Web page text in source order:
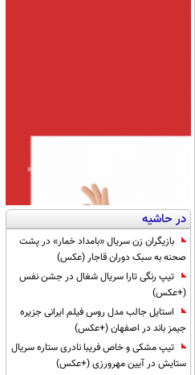
در حاشیه
بازیگران زن سریال «بامداد خمار» در پشت
صحنه به سبک دوران قاجار (عکس)
تیپ رنگی تارا سریال شغال در جشن نفس
(+عکس)
استایل جالب مدل روس فیلم ایرانی جزیره
جیمز باند در اصفهان (+عکس)
تیپ مشکی و خاص فریبا نادری ستاره سریال
ستایش در آیین مهرورزی (+عکس)